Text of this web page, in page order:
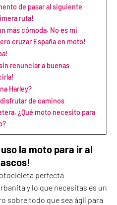
de pasar al siguiente
ruta!
más cómoda. No es mi
cruzar España en moto!
renunciar a buenas
Harley?
de caminos
¿Qué moto necesito para
la moto para ir al
y lo que necesitas es un
sobre todo que sea ágil para